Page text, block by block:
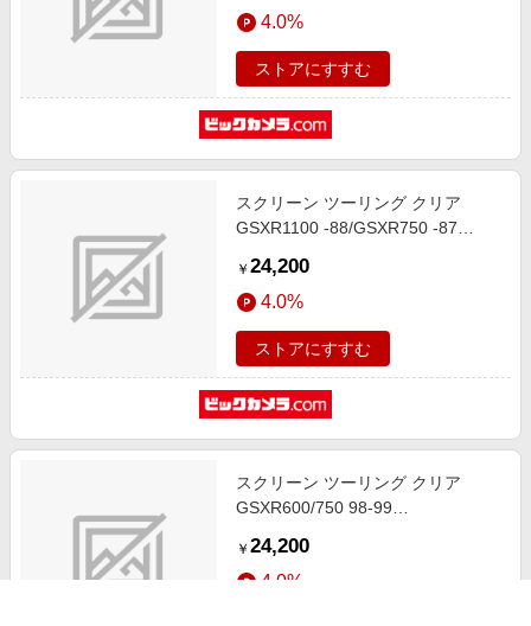
4.0%
ストアにすすむ
スクリーン ツーリング クリア
GSXR1100 -88/GSXR750 -87
￥ 24,200
4.0%
ストアにすすむ
スクリーン ツーリング クリア
GSXR600/750 98-99
￥ 24,200
4.0%